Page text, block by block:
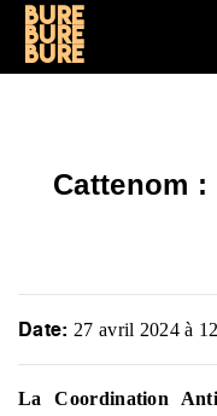
Bure
bure
bure
Cattenom
Date: 27 avril 2024 à
La Coordination